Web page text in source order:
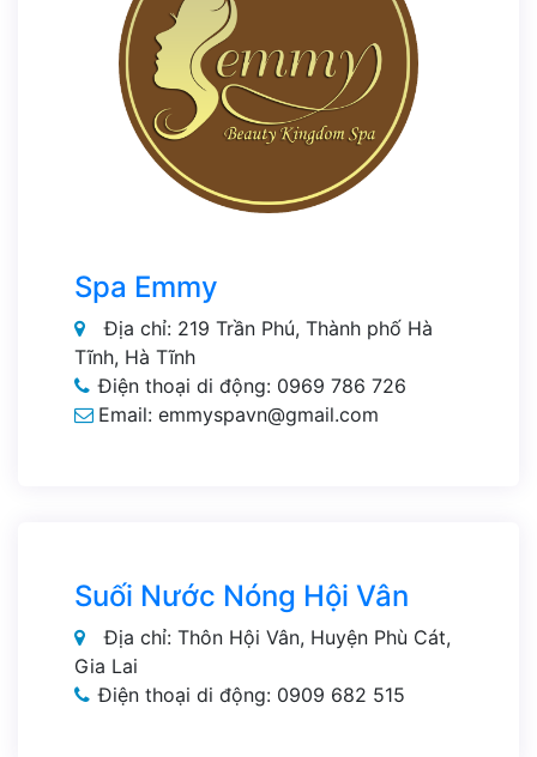
Spa Emmy
Địa chỉ: 219 Trần Phú, Thành phố Hà
Tĩnh, Hà Tĩnh
Điện thoại di động: 0969 786 726
Email: emmyspavn@gmail.com
Suối Nước Nóng Hội Vân
Địa chỉ: Thôn Hội Vân, Huyện Phù Cát,
Gia Lai
Điện thoại di động: 0909 682 515